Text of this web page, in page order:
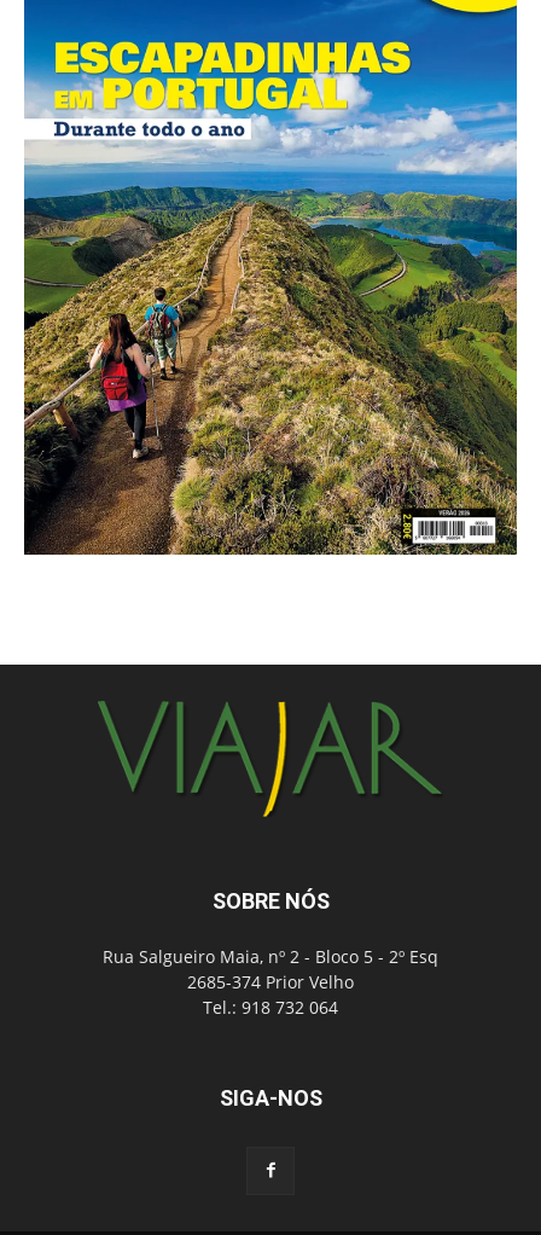
SOBRE NÓS
Rua Salgueiro Maia, nº 2 - Bloco 5 - 2º Esq
2685-374 Prior Velho
Tel.: 918 732 064
SIGA-NOS